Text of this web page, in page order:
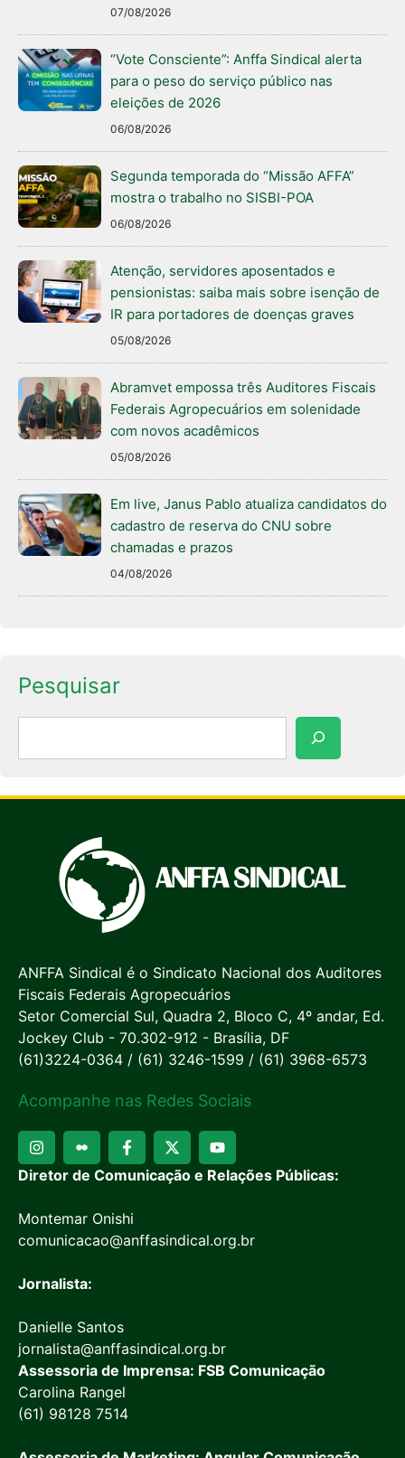
07/08/2026
“Vote Consciente”: Anffa Sindical alerta
para o peso do serviço público nas
eleições de 2026
06/08/2026
Segunda temporada do “Missão AFFA”
mostra o trabalho no SISBI-POA
06/08/2026
Atenção, servidores aposentados e
pensionistas: saiba mais sobre isenção de
IR para portadores de doenças graves
05/08/2026
Abramvet empossa três Auditores Fiscais
Federais Agropecuários em solenidade
com novos acadêmicos
05/08/2026
Em live, Janus Pablo atualiza candidatos do
cadastro de reserva do CNU sobre
chamadas e prazos
04/08/2026
Pesquisar
ANFFA Sindical é o Sindicato Nacional dos Auditores
Fiscais Federais Agropecuários
Setor Comercial Sul, Quadra 2, Bloco C, 4º andar, Ed.
Jockey Club - 70.302-912 - Brasília, DF
(61)3224-0364 / (61) 3246-1599 / (61) 3968-6573
Acompanhe nas Redes Sociais
Diretor de Comunicação e Relações Públicas:
Montemar Onishi
comunicacao@anffasindical.org.br
Jornalista:
Danielle Santos
jornalista@anffasindical.org.br
Assessoria de Imprensa: FSB Comunicação
Carolina Rangel
(61) 98128 7514